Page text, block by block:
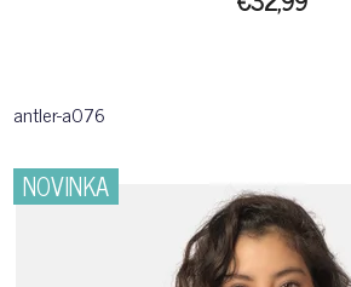
antler-a076
NOVINKA